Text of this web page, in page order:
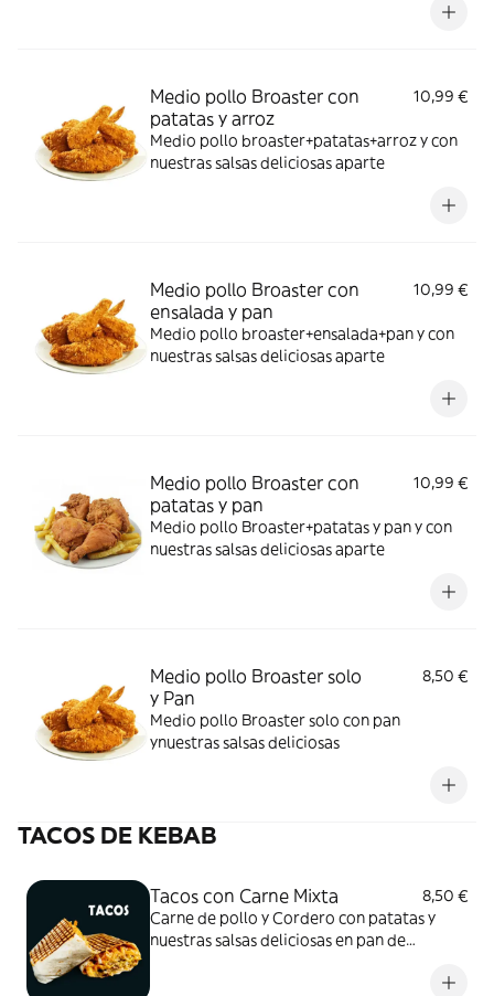
Medio pollo Broaster con
patatas y arroz
10,99 €
Medio pollo broaster+patatas+arroz y con
nuestras salsas deliciosas aparte
Medio pollo Broaster con
ensalada y pan
10,99 €
Medio pollo broaster+ensalada+pan y con
nuestras salsas deliciosas aparte
Medio pollo Broaster con
patatas y pan
10,99 €
Medio pollo Broaster+patatas y pan y con
nuestras salsas deliciosas aparte
Medio pollo Broaster solo
y Pan
8,50 €
Medio pollo Broaster solo con pan
ynuestras salsas deliciosas
TACOS DE KEBAB
Tacos con Carne Mixta
8,50 €
Carne de pollo y Cordero con patatas y
nuestras salsas deliciosas en pan de